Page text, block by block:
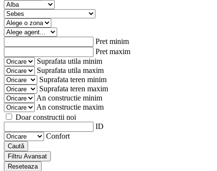
Pret minim
Pret maxim
Suprafata utila minim
Suprafata utila maxim
Suprafata teren minim
Suprafata teren maxim
An constructie minim
An constructie maxim
Doar constructii noi
ID
Confort
Caută
Filtru Avansat
Reseteaza